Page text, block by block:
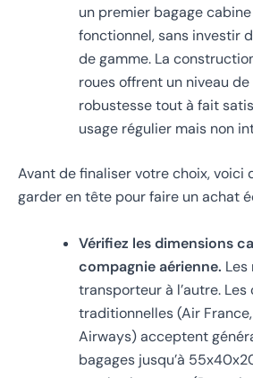
un premier bagage
fonctionnel, sans investir
de gamme. La
roues offrent un niveau
robustesse tout à fait
usage régulier mais non
Avant de finaliser votre choix, voici
garder en tête pour faire un achat
Vérifiez les dimensions
compagnie aérienne. Les
transporteur à l’autre.
traditionnelles (Air
Airways) acceptent
bagages jusqu’à